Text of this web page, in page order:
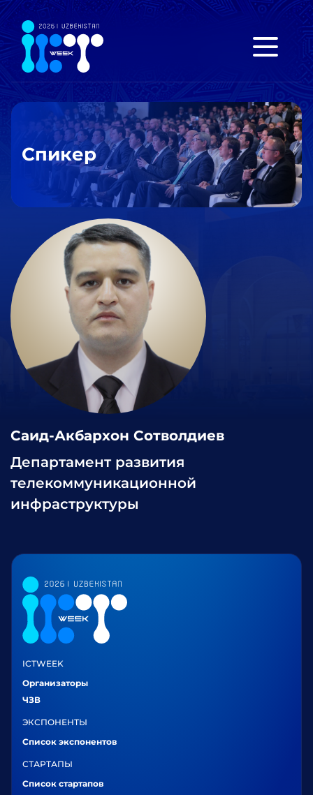
Спикер
Саид-Акбархон Сотволдиев
Департамент развития
телекоммуникационной
инфраструктуры
ICTWEEK
Организаторы
ЧЗВ
ЭКСПОНЕНТЫ
Список экспонентов
СТАРТАПЫ
Список стартапов